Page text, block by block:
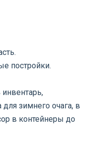
постройки.
зимнего очага, в
в контейнеры до